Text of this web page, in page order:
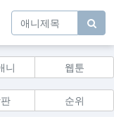
니 웹툰
순위